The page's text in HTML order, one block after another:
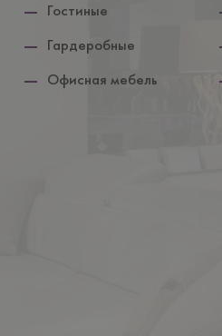
Гостиные
Гардеробные
Офисная мебель